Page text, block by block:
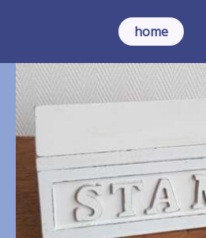
inhoud
home